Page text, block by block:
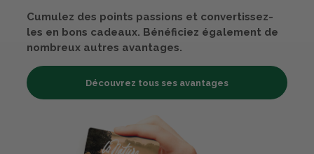
Cumulez des points passions et convertissez-
les en bons cadeaux. Bénéficiez également de
nombreux autres avantages.
Découvrez tous ses avantages